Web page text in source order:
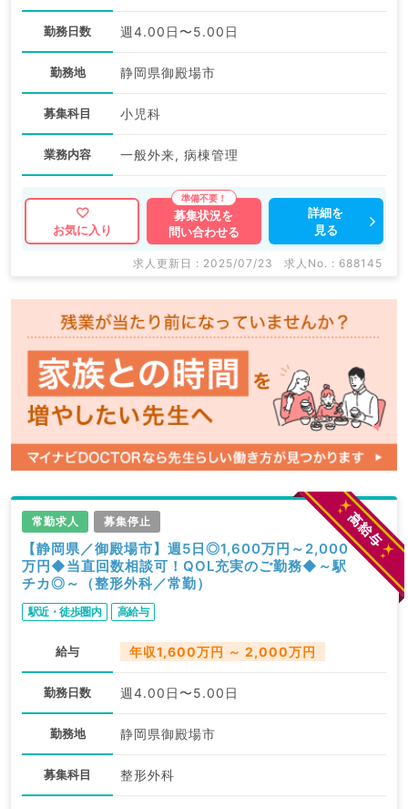
勤務日数 週4.00日〜5.00日
勤務地 静岡県御殿場市
募集科目 小児科
業務内容 一般外来, 病棟管理
お気に入り
募集状況を
問い合わせる
詳細を
見る
求人更新日 : 2025/07/23 求人No. : 688145
常勤求人 募集停止
【静岡県／御殿場市】週5日◎1,600万円～2,000
万円◆当直回数相談可！QOL充実のご勤務◆～駅
チカ◎～（整形外科／常勤）
駅近・徒歩圏内 高給与
給与 年収1,600万円 ～ 2,000万円
勤務日数 週4.00日〜5.00日
勤務地 静岡県御殿場市
募集科目 整形外科